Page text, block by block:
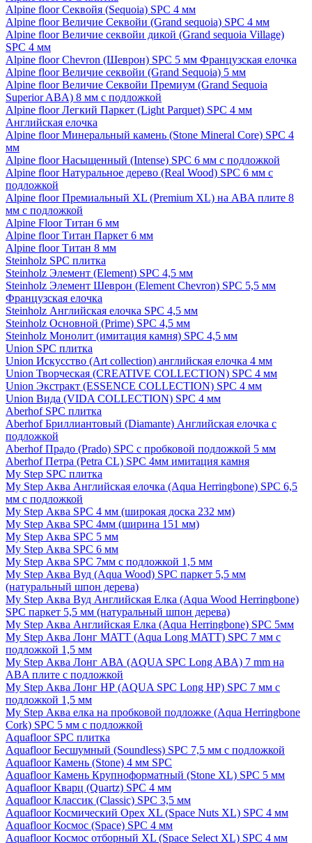
Alpine floor Секвойя (Sequoia) SPC 4 мм
Alpine floor Величие Секвойи (Grand sequoia) SPC 4 мм
Alpine floor Величие секвойи дикой (Grand sequoia Village)
SPC 4 мм
Alpine floor Chevron (Шеврон) SPC 5 мм Французская елочка
Alpine floor Величие секвойи (Grand Sequoia) 5 мм
Alpine floor Величие Секвойи Премиум (Grand Sequoia
Superior ABA) 8 мм с подложкой
Alpine floor Легкий Паркет (Light Parquet) SPC 4 мм
Английская елочка
Alpine floor Минеральный камень (Stone Mineral Core) SPC 4
мм
Alpine floor Насыщенный (Intense) SPC 6 мм с подложкой
Alpine floor Натуральное дерево (Real Wood) SPC 6 мм с
подложкой
Alpine floor Премиальный XL (Premium XL) на ABA плите 8
мм с подложкой
Alpine Floor Титан 6 мм
Alpine floor Титан Паркет 6 мм
Alpine floor Титан 8 мм
Steinholz SPC плитка
Steinholz Элемент (Element) SPC 4,5 мм
Steinholz Элемент Шеврон (Element Chevron) SPC 5,5 мм
Французская елочка
Steinholz Английская елочка SPC 4,5 мм
Steinholz Основной (Prime) SPC 4,5 мм
Steinholz Монолит (имитация камня) SPC 4,5 мм
Union SPC плитка
Union Искусство (Art collection) английская елочка 4 мм
Union Творческая (CREATIVE COLLECTION) SPC 4 мм
Union Экстракт (ESSENCE COLLECTION) SPC 4 мм
Union Вида (VIDA COLLECTION) SPC 4 мм
Aberhof SPC плитка
Aberhof Бриллиантовый (Diamante) Английская елочка с
подложкой
Aberhof Прадо (Prado) SPC с пробковой подложкой 5 мм
Aberhof Петра (Petra CL) SPC 4мм имитация камня
My Step SPC плитка
My Step Аква Английская елочка (Aqua Herringbone) SPC 6,5
мм с подложкой
My Step Аква SPC 4 мм (широкая доска 232 мм)
My Step Аква SPC 4мм (ширина 151 мм)
My Step Аква SPC 5 мм
My Step Аква SPC 6 мм
My Step Аква SPC 7мм c подложкой 1,5 мм
My Step Аква Вуд (Aqua Wood) SPC паркет 5,5 мм
(натуральный шпон дерева)
My Step Аква Вуд Английская Елка (Aqua Wood Herringbone)
SPC паркет 5,5 мм (натуральный шпон дерева)
My Step Аква Английская Елка (Aqua Herringbone) SPC 5мм
My Step Аква Лонг MATT (Aqua Long MATT) SPC 7 мм с
подложкой 1,5 мм
My Step Аква Лонг АВА (AQUA SPC Long ABA) 7 mm на
ABA плите с подложкой
My Step Аква Лонг НР (AQUA SPC Long HP) SPC 7 мм с
подложкой 1,5 мм
My Step Аква елка на пробковой подложке (Aqua Herringbone
Cork) SPC 5 мм с подложкой
Aquafloor SPC плитка
Aquafloor Бесшумный (Soundless) SPC 7,5 мм с подложкой
Aquafloor Камень (Stone) 4 мм SPC
Aquafloor Камень Крупноформатный (Stone XL) SPC 5 мм
Aquafloor Кварц (Quartz) SPC 4 мм
Aquafloor Классик (Classic) SPC 3,5 мм
Aquafloor Космический Орех XL (Space Nuts XL) SPC 4 мм
Aquafloor Космос (Space) SPC 4 мм
Aquafloor Космос отборный XL (Space Select XL) SPC 4 мм